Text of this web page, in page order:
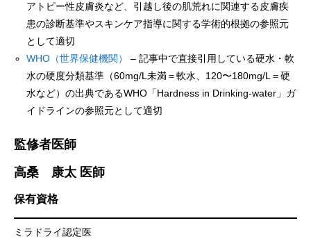
アトピー性皮膚炎など、引越し後の肌荒れに関連する皮膚疾
患の診断基準やスキンケア指導に関する学術的根拠の参照元
として適切
WHO（世界保健機関）
– 記事中で直接引用している硬水・軟
水の硬度分類基準（60mg/L未満＝軟水、120〜180mg/L＝硬
水など）の出典であるWHO「Hardness in Drinking-water」ガ
イドラインの参照元として適切
監修者医師
高桑 康太 医師
保有資格
ミラドライ認定医